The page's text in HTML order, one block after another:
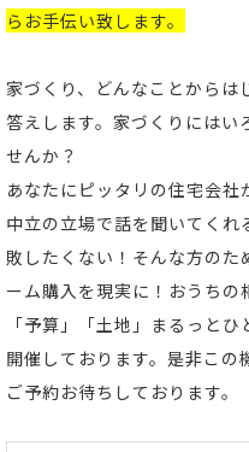
らお手伝い致します。
家づくり、どんなことから
答えします。家づくりにはい
せんか？
あなたにピッタリの住宅会社
中立の立場で話を聞いてく
敗したくない！そんな方の
ーム購入を現実に！おうちの
「予算」「土地」まるっと
開催しております。是非この
ご予約お待ちしております。